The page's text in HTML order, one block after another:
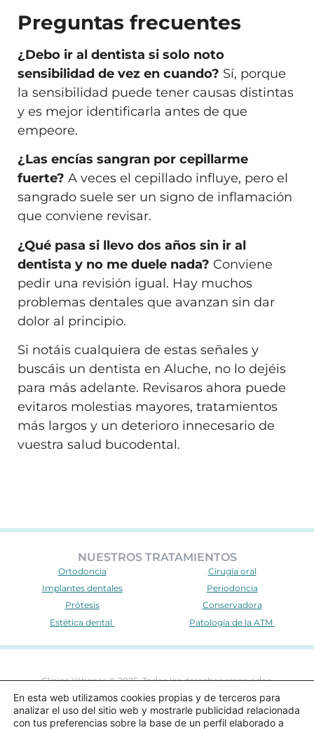
Preguntas frecuentes
¿Debo ir al dentista si solo noto
sensibilidad de vez en cuando? Sí, porque
la sensibilidad puede tener causas distintas
y es mejor identificarla antes de que
empeore.
¿Las encías sangran por cepillarme
fuerte? A veces el cepillado influye, pero el
sangrado suele ser un signo de inflamación
que conviene revisar.
¿Qué pasa si llevo dos años sin ir al
dentista y no me duele nada? Conviene
pedir una revisión igual. Hay muchos
problemas dentales que avanzan sin dar
dolor al principio.
Si notáis cualquiera de estas señales y
buscáis un dentista en Aluche, no lo dejéis
para más adelante. Revisaros ahora puede
evitaros molestias mayores, tratamientos
más largos y un deterioro innecesario de
vuestra salud bucodental.
NUESTROS TRATAMIENTOS
Ortodoncia
Implantes dentales
Prótesis
Estética dental
Cirugía oral
Periodoncia
Conservadora
Patología de la ATM
Clínica Yébenes © 2025. Todos los derechos reservados.
Nº de autorización sanitaria: CS7211
Aviso de privacidad|Política de cookies|Aviso Legal
En esta web utilizamos cookies propias y de terceros para
analizar el uso del sitio web y mostrarle publicidad relacionada
con tus preferencias sobre la base de un perfil elaborado a